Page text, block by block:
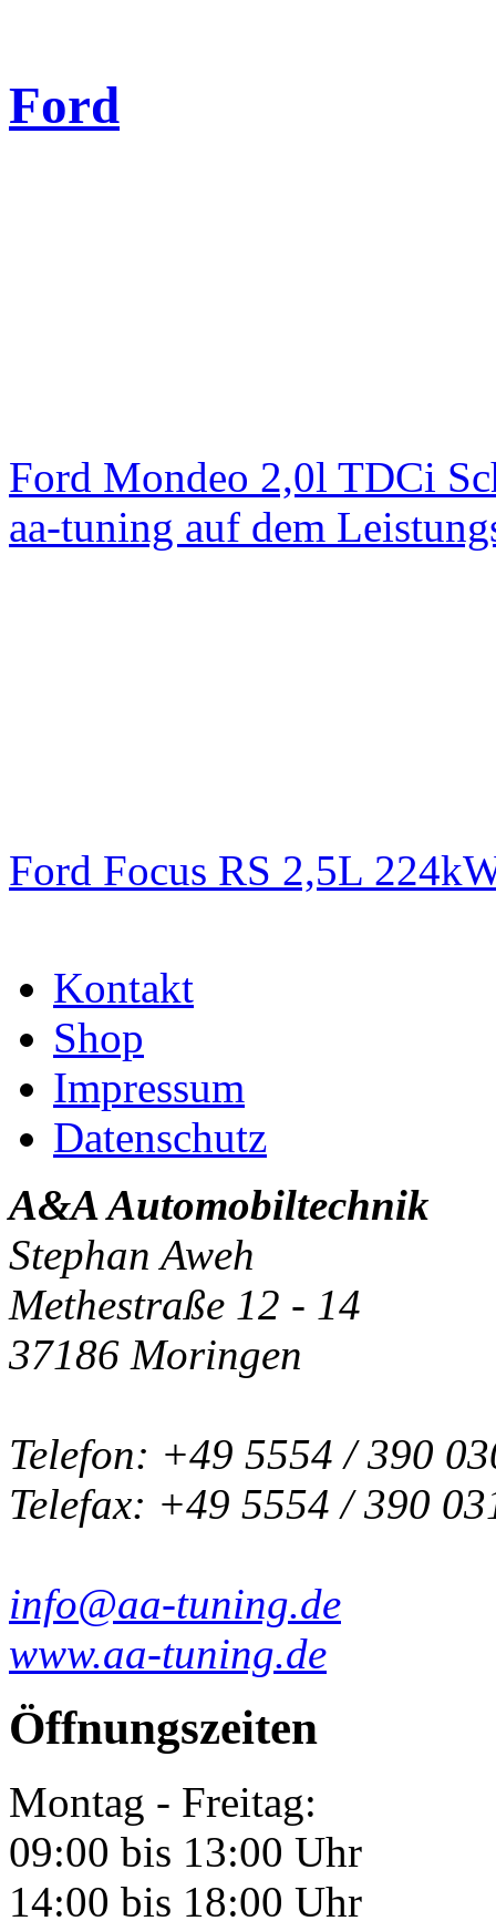
Ford
Ford Mondeo 2,0l TDCi
aa-tuning auf dem
Ford Focus RS 2,5L
Kontakt
Shop
Impressum
Datenschutz
A&A Automobiltechnik
Stephan Aweh
Methestraße 12 - 14
37186 Moringen
Telefon: +49 5554 / 390
Telefax: +49 5554 / 390
info@aa-tuning.de
www.aa-tuning.de
Öffnungszeiten
Montag - Freitag:
09:00 bis 13:00 Uhr
14:00 bis 18:00 Uhr